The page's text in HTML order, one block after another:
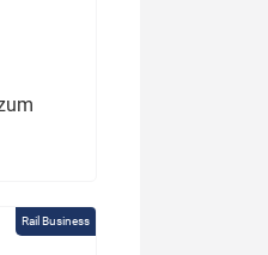
Rail Business